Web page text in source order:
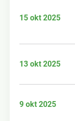
15 okt 2025
13 okt 2025
9 okt 2025